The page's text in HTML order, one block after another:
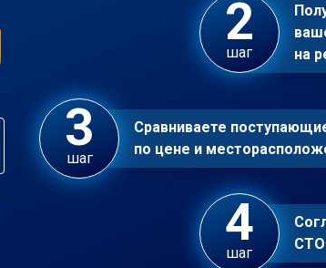
шаг
на
шаг
Сравниваете
по цене и
шаг
СТО